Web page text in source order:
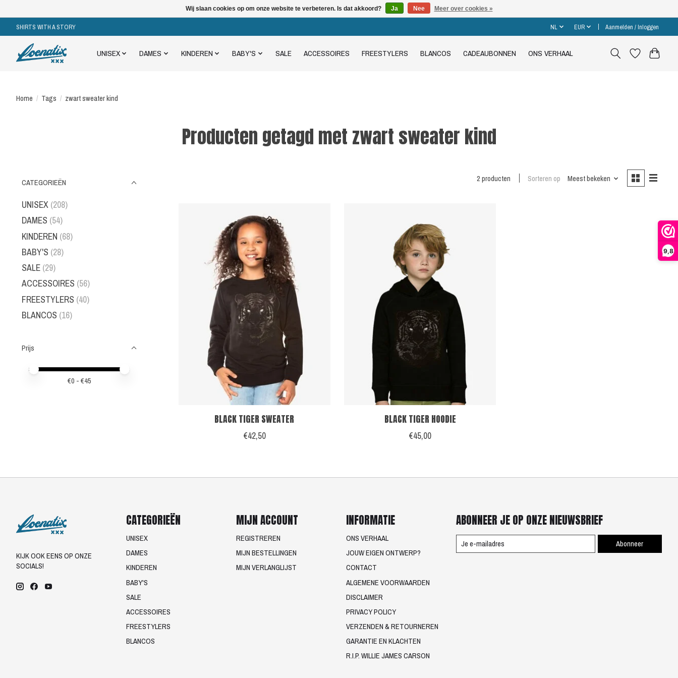
9,8
SHIRTS WITH A STORY NL EUR Aanmelden / Inloggen
UNISEX DAMES KINDEREN BABY'S SALE ACCESSOIRES FREESTYLERS BLANCOS CADEAUBONNEN ONS VERHAAL
Home / Tags / zwart sweater kind
Producten getagd met zwart sweater kind
CATEGORIEËN
UNISEX (208)
DAMES (54)
KINDEREN (68)
BABY'S (28)
SALE (29)
ACCESSOIRES (56)
FREESTYLERS (40)
BLANCOS (16)
Prijs
Minimale prijswaarde
Price maximum value
€0 - €45
2 producten Sorteren op Meest bekeken
BLACK TIGER SWEATER
€42,50
BLACK TIGER HOODIE
€45,00
KIJK OOK EENS OP ONZE
SOCIALS!
CATEGORIEËN
UNISEX
DAMES
KINDEREN
BABY'S
SALE
ACCESSOIRES
FREESTYLERS
BLANCOS
MIJN ACCOUNT
REGISTREREN
MIJN BESTELLINGEN
MIJN VERLANGLIJST
INFORMATIE
ONS VERHAAL
JOUW EIGEN ONTWERP?
CONTACT
ALGEMENE VOORWAARDEN
DISCLAIMER
PRIVACY POLICY
VERZENDEN & RETOURNEREN
GARANTIE EN KLACHTEN
R.I.P. WILLIE JAMES CARSON
ABONNEER JE OP ONZE NIEUWSBRIEF
Abonneer
Wij slaan cookies op om onze website te verbeteren. Is dat akkoord? Ja Nee Meer over cookies »